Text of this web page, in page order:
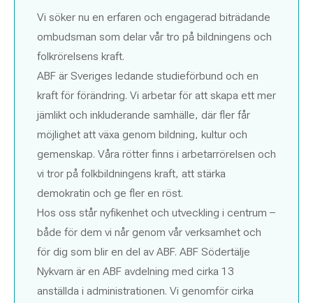
Vi söker nu en erfaren och engagerad biträdande
ombudsman som delar vår tro på bildningens och
folkrörelsens kraft.
ABF är Sveriges ledande studieförbund och en
kraft för förändring. Vi arbetar för att skapa ett mer
jämlikt och inkluderande samhälle, där fler får
möjlighet att växa genom bildning, kultur och
gemenskap. Våra rötter finns i arbetarrörelsen och
vi tror på folkbildningens kraft, att stärka
demokratin och ge fler en röst.
Hos oss står nyfikenhet och utveckling i centrum –
både för dem vi når genom vår verksamhet och
för dig som blir en del av ABF. ABF Södertälje
Nykvarn är en ABF avdelning med cirka 13
anställda i administrationen. Vi genomför cirka